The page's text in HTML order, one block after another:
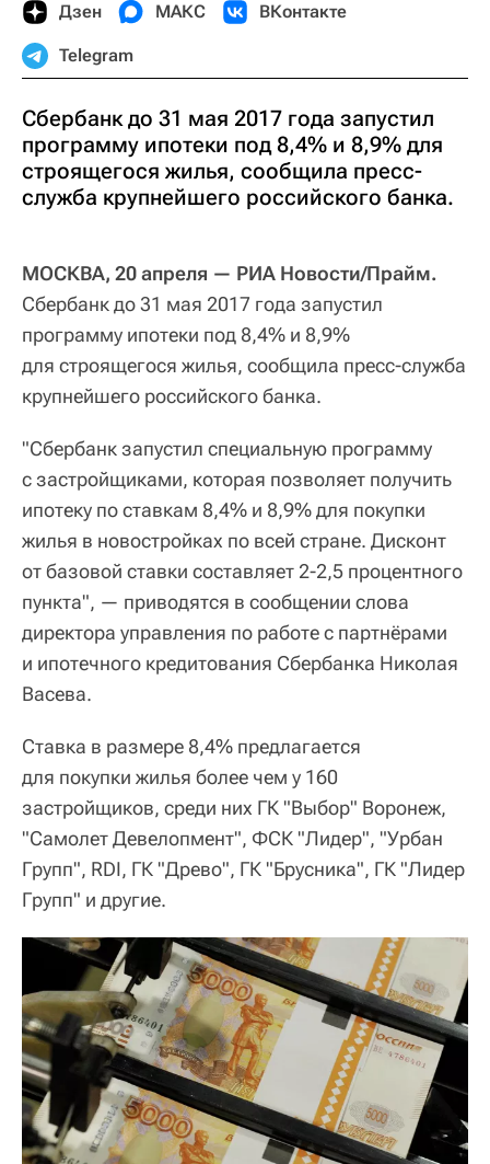
Дзен МАКС ВКонтакте
Telegram
Сбербанк до 31 мая 2017 года запустил
программу ипотеки под 8,4% и 8,9% для
строящегося жилья, сообщила пресс-
служба крупнейшего российского банка.
МОСКВА, 20 апреля — РИА Новости/Прайм.
Сбербанк до 31 мая 2017 года запустил
программу ипотеки под 8,4% и 8,9%
для строящегося жилья, сообщила пресс-служба
крупнейшего российского банка.
"Сбербанк запустил специальную программу
с застройщиками, которая позволяет получить
ипотеку по ставкам 8,4% и 8,9% для покупки
жилья в новостройках по всей стране. Дисконт
от базовой ставки составляет 2-2,5 процентного
пункта", — приводятся в сообщении слова
директора управления по работе с партнёрами
и ипотечного кредитования Сбербанка Николая
Васева.
Ставка в размере 8,4% предлагается
для покупки жилья более чем у 160
застройщиков, среди них ГК "Выбор" Воронеж,
"Самолет Девелопмент", ФСК "Лидер", "Урбан
Групп", RDI, ГК "Древо", ГК "Брусника", ГК "Лидер
Групп" и другие.